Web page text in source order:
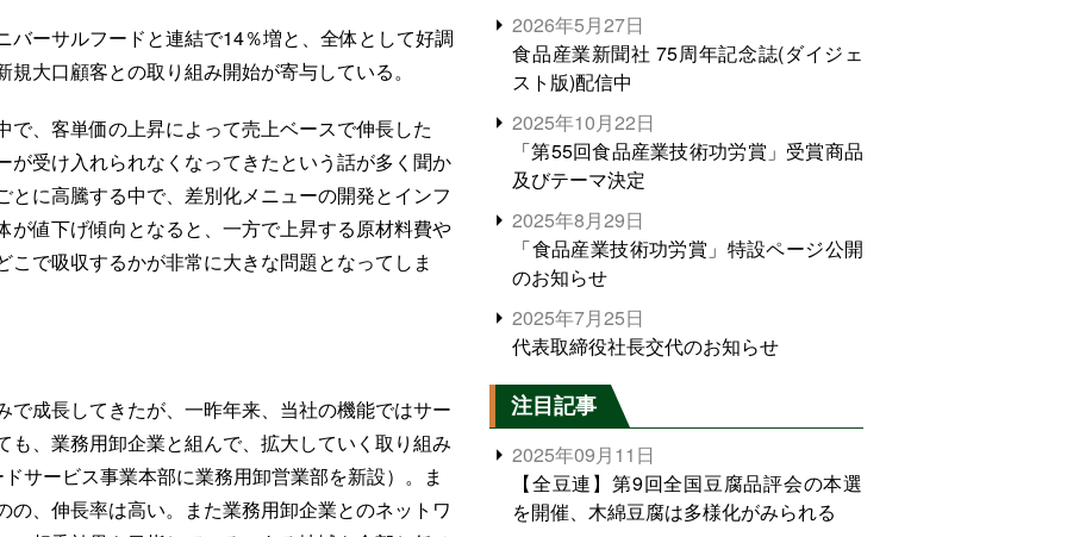
ーサルフードと連結で14％増と、全体として好調
大口顧客との取り組み開始が寄与している。
、客単価の上昇によって売上ベースで伸長した
が受け入れられなくなってきたという話が多く聞か
に高騰する中で、差別化メニューの開発とインフ
が値下げ傾向となると、一方で上昇する原材料費や
で吸収するかが非常に大きな問題となってしま
成長してきたが、一昨年来、当社の機能ではサー
、業務用卸企業と組んで、拡大していく取り組み
サービス事業本部に業務用卸営業部を新設）。ま
、伸長率は高い。また業務用卸企業とのネットワ
2026年5月27日
食品産業新聞社 75周年記念誌(ダイジェ
スト版)配信中
2025年10月22日
「第55回食品産業技術功労賞」受賞商品
及びテーマ決定
2025年8月29日
「食品産業技術功労賞」特設ページ公開
のお知らせ
2025年7月25日
代表取締役社長交代のお知らせ
注目記事
2025年09月11日
【全豆連】第9回全国豆腐品評会の本選
を開催、木綿豆腐は多様化がみられる